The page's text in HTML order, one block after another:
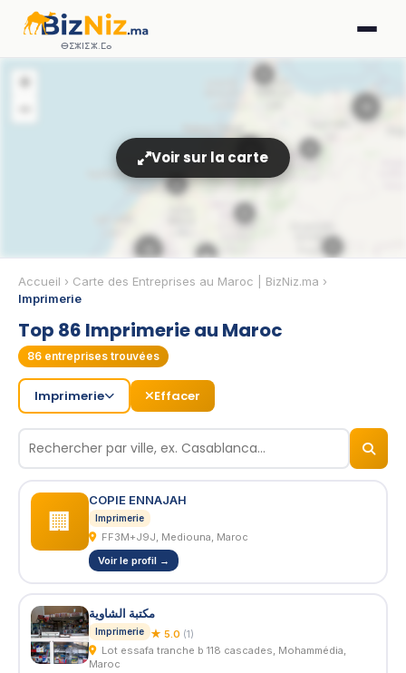
ⴱⵉⵣⵏⵉⵣ.ⵎⴰ
Accueil › Carte des Entreprises au Maroc | BizNiz.ma ›
Imprimerie
Top 86 Imprimerie au Maroc
86 entreprises trouvées
Imprimerie Effacer
🏢
COPIE ENNAJAH
Imprimerie
FF3M+J9J, Mediouna, Maroc
Voir le profil →
مكتبة الشاوية
Imprimerie ★ 5.0 (1)
Maroc
🏢
9
5
6
14
+
−
BizNiz.ma
Voir sur la carte